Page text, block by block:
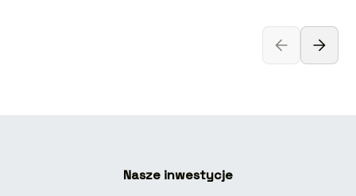
Nasze inwestycje